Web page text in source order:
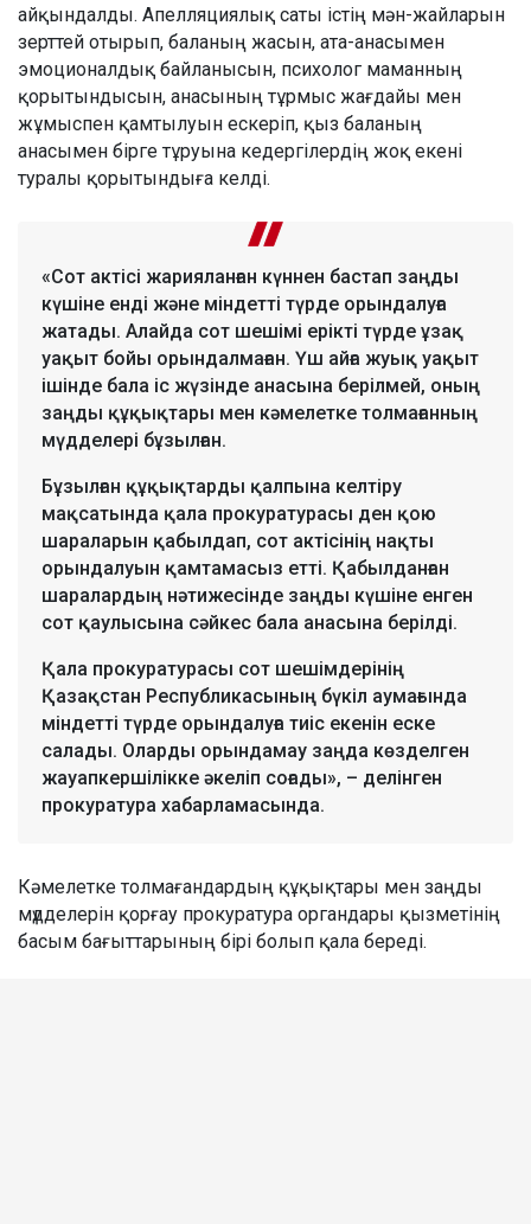
айқындалды. Апелляциялық саты істің мән-жайларын
зерттей отырып, баланың жасын, ата-анасымен
эмоционалдық байланысын, психолог маманның
қорытындысын, анасының тұрмыс жағдайы мен
жұмыспен қамтылуын ескеріп, қыз баланың
анасымен бірге тұруына кедергілердің жоқ екені
туралы қорытындыға келді.
«Сот актісі жарияланған күннен бастап заңды
күшіне енді және міндетті түрде орындалуға
жатады. Алайда сот шешімі ерікті түрде ұзақ
уақыт бойы орындалмаған. Үш айға жуық уақыт
ішінде бала іс жүзінде анасына берілмей, оның
заңды құқықтары мен кәмелетке толмағанның
мүдделері бұзылған.
Бұзылған құқықтарды қалпына келтіру
мақсатында қала прокуратурасы ден қою
шараларын қабылдап, сот актісінің нақты
орындалуын қамтамасыз етті. Қабылданған
шаралардың нәтижесінде заңды күшіне енген
сот қаулысына сәйкес бала анасына берілді.
Қала прокуратурасы сот шешімдерінің
Қазақстан Республикасының бүкіл аумағында
міндетті түрде орындалуға тиіс екенін еске
салады. Оларды орындамау заңда көзделген
жауапкершілікке әкеліп соғады», – делінген
прокуратура хабарламасында.
Кәмелетке толмағандардың құқықтары мен заңды
мүдделерін қорғау прокуратура органдары қызметінің
басым бағыттарының бірі болып қала береді.